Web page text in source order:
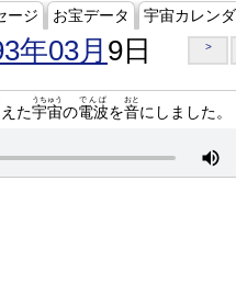
ージ お宝データ 宇宙カレン
年03月 9日 >
えた宇宙
うちゅう
の電波
でんぱ
を音
おと
にしました。